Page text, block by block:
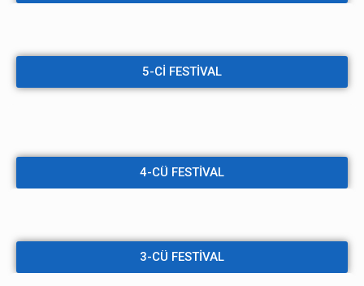
5-Cİ FESTİVAL
4-CÜ FESTİVAL
3-CÜ FESTİVAL